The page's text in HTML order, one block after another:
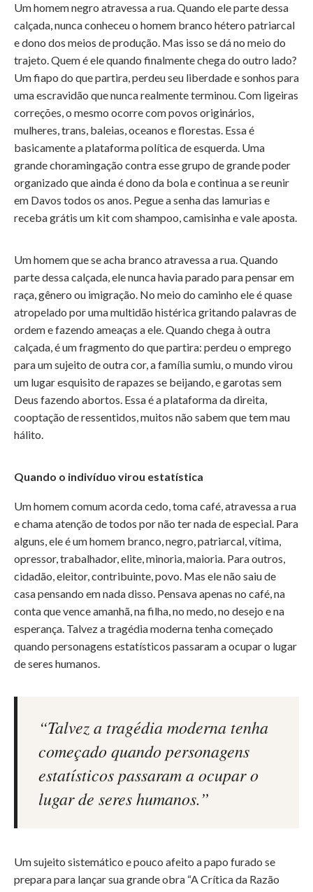
Um homem negro atravessa a rua. Quando ele parte dessa
calçada, nunca conheceu o homem branco hétero patriarcal
e dono dos meios de produção. Mas isso se dá no meio do
trajeto. Quem é ele quando finalmente chega do outro lado?
Um fiapo do que partira, perdeu seu liberdade e sonhos para
uma escravidão que nunca realmente terminou. Com ligeiras
correções, o mesmo ocorre com povos originários,
mulheres, trans, baleias, oceanos e florestas. Essa é
basicamente a plataforma política de esquerda. Uma
grande choramingação contra esse grupo de grande poder
organizado que ainda é dono da bola e continua a se reunir
em Davos todos os anos. Pegue a senha das lamurias e
receba grátis um kit com shampoo, camisinha e vale aposta.
Um homem que se acha branco atravessa a rua. Quando
parte dessa calçada, ele nunca havia parado para pensar em
raça, gênero ou imigração. No meio do caminho ele é quase
atropelado por uma multidão histérica gritando palavras de
ordem e fazendo ameaças a ele. Quando chega à outra
calçada, é um fragmento do que partira: perdeu o emprego
para um sujeito de outra cor, a família sumiu, o mundo virou
um lugar esquisito de rapazes se beijando, e garotas sem
Deus fazendo abortos. Essa é a plataforma da direita,
cooptação de ressentidos, muitos não sabem que tem mau
hálito.
Quando o indivíduo virou estatística
Um homem comum acorda cedo, toma café, atravessa a rua
e chama atenção de todos por não ter nada de especial. Para
alguns, ele é um homem branco, negro, patriarcal, vítima,
opressor, trabalhador, elite, minoria, maioria. Para outros,
cidadão, eleitor, contribuinte, povo. Mas ele não saiu de
casa pensando em nada disso. Pensava apenas no café, na
conta que vence amanhã, na filha, no medo, no desejo e na
esperança. Talvez a tragédia moderna tenha começado
quando personagens estatísticos passaram a ocupar o lugar
de seres humanos.
“Talvez a tragédia moderna tenha
começado quando personagens
estatísticos passaram a ocupar o
lugar de seres humanos.”
Um sujeito sistemático e pouco afeito a papo furado se
prepara para lançar sua grande obra “A Crítica da Razão